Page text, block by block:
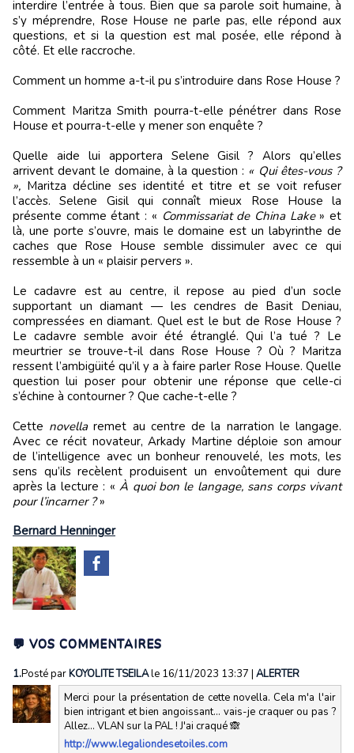
interdire l’entrée à tous. Bien que sa parole soit humaine, à
s’y méprendre, Rose House ne parle pas, elle répond aux
questions, et si la question est mal posée, elle répond à
côté. Et elle raccroche.
Comment un homme a-t-il pu s’introduire dans Rose House ?
Comment Maritza Smith pourra-t-elle pénétrer dans Rose
House et pourra-t-elle y mener son enquête ?
Quelle aide lui apportera Selene Gisil ? Alors qu’elles
arrivent devant le domaine, à la question : « Qui êtes-vous ?
», Maritza décline ses identité et titre et se voit refuser
l’accès. Selene Gisil qui connaît mieux Rose House la
présente comme étant : « Commissariat de China Lake» et
là, une porte s’ouvre, mais le domaine est un labyrinthe de
caches que Rose House semble dissimuler avec ce qui
ressemble à un « plaisir pervers ».
Le cadavre est au centre, il repose au pied d’un socle
supportant un diamant — les cendres de Basit Deniau,
compressées en diamant. Quel est le but de Rose House ?
Le cadavre semble avoir été étranglé. Qui l’a tué ? Le
meurtrier se trouve-t-il dans Rose House ? Où ? Maritza
ressent l’ambigüité qu’il y a à faire parler Rose House. Quelle
question lui poser pour obtenir une réponse que celle-ci
s’échine à contourner ? Que cache-t-elle ?
Cette novellaremet au centre de la narration le langage.
Avec ce récit novateur, Arkady Martine déploie son amour
de l’intelligence avec un bonheur renouvelé, les mots, les
sens qu’ils recèlent produisent un envoûtement qui dure
après la lecture : «À quoi bon le langage, sans corps vivant
pour l’incarner ?»
Bernard Henninger
💬 VOS COMMENTAIRES
1.Posté parKOYOLITE TSEILAle 16/11/2023 13:37 | ALERTER
Merci pour la présentation de cette novella. Cela m'a l'air
bien intrigant et bien angoissant... vais-je craquer ou pas ?
Allez... VLAN sur la PAL ! J'ai craqué 🙈
http://www.legaliondesetoiles.com